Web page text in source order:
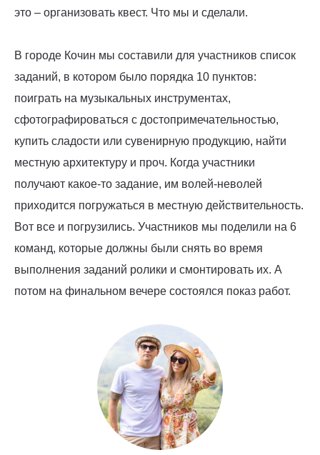
это – организовать квест. Что мы и сделали.
В городе Кочин мы составили для участников список
заданий, в котором было порядка 10 пунктов:
поиграть на музыкальных инструментах,
сфотографироваться с достопримечательностью,
купить сладости или сувенирную продукцию, найти
местную архитектуру и проч. Когда участники
получают какое-то задание, им волей-неволей
приходится погружаться в местную действительность.
Вот все и погрузились. Участников мы поделили на 6
команд, которые должны были снять во время
выполнения заданий ролики и смонтировать их. А
потом на финальном вечере состоялся показ работ.